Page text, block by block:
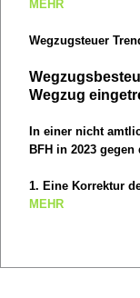
Limited Liability
Bestimmungen
ist, um eine
ermöglichen.
MEHR
Wegzugsteuer
Wegzug
In einer nicht
BFH in 2023
1. Eine Korrektur
Neuberechnung
MEHR